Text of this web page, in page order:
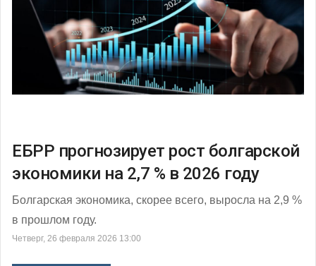
ЕБРР прогнозирует рост болгарской
экономики на 2,7 % в 2026 году
Болгарская экономика, скорее всего, выросла на 2,9 %
в прошлом году.
Четверг, 26 февраля 2026 13:00